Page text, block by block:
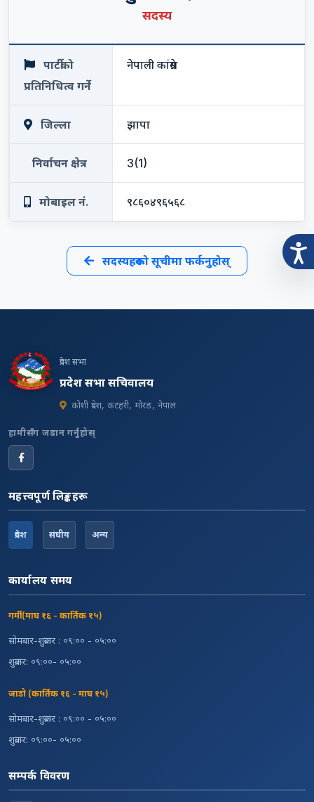
सदस्य
पार्टीको
प्रतिनिधित्व गर्ने
नेपाली कांग्रेस
जिल्ला झापा
निर्वाचन क्षेत्र 3(1)
मोबाइल नं. ९८६०४९६५६८
सदस्यहरूको सूचीमा फर्कनुहोस्
प्रदेश सभा
प्रदेश सभा सचिवालय
कोशी प्रदेश, कटहरी, मोरङ, नेपाल
हामीसँग जडान गर्नुहोस्
महत्त्वपूर्ण लिङ्कहरू
प्रदेश संघीय अन्य
कार्यालय समय
गर्मी (माघ १६ - कार्तिक १५)
सोमबार-शुक्रबार : ०९:०० - ०५:००
शुक्रबार: ०९:००- ०५:००
जाडो (कार्तिक १६ - माघ १५)
सोमबार-शुक्रबार : ०९:०० - ०५:००
शुक्रबार: ०९:००- ०५:००
सम्पर्क विवरण